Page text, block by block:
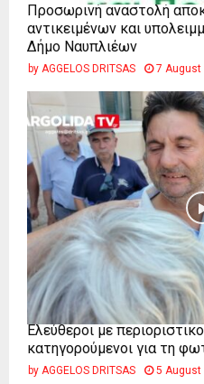
Προσωρινή αναστολή
αντικειμένων και
Δήμο Ναυπλιέων
by AGGELOS DRITSAS 7 August
Ελεύθεροι με
κατηγορούμενοι για τη
by AGGELOS DRITSAS 5 August